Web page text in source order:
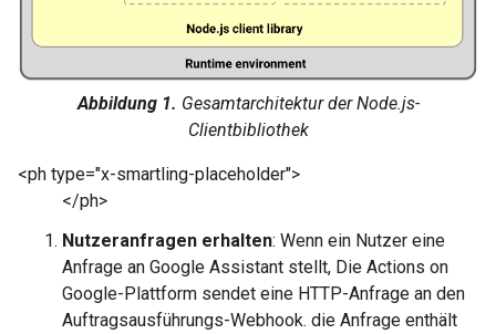
Abbildung 1. Gesamtarchitektur der Node.js-
Clientbibliothek
<ph type="x-smartling-placeholder">
</ph>
Nutzeranfragen erhalten: Wenn ein Nutzer eine
Anfrage an Google Assistant stellt, Die Actions on
Google-Plattform sendet eine HTTP-Anfrage an den
Auftragsausführungs-Webhook. die Anfrage enthält